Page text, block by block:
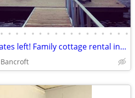
• • • • • • • • • • • • • • • • •
Only a few dates left! Family cottage rental in Bancroft Ontario
Bancroft